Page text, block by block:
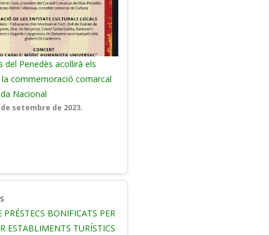
del Penedès acollirà els
commemoració comarcal
Nacional
setembre de 2023.
PRÉSTECS BONIFICATS PER
ESTABLIMENTS TURÍSTICS